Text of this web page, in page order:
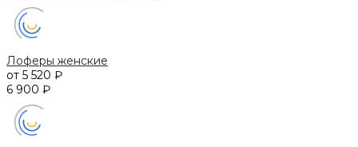
Лоферы женские
от 5 520 ₽
6 900 ₽